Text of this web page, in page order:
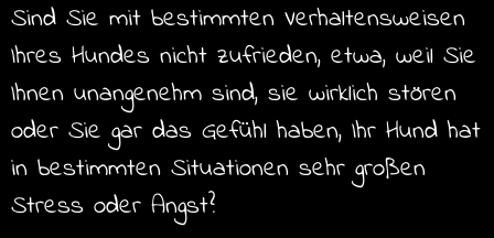
Sind Sie mit bestimmten Verhaltensweisen
Ihres Hundes nicht zufrieden, etwa, weil Sie
Ihnen unangenehm sind, sie wirklich stören
oder Sie gar das Gefühl haben, Ihr Hund hat
in bestimmten Situationen sehr großen
Stress oder Angst?